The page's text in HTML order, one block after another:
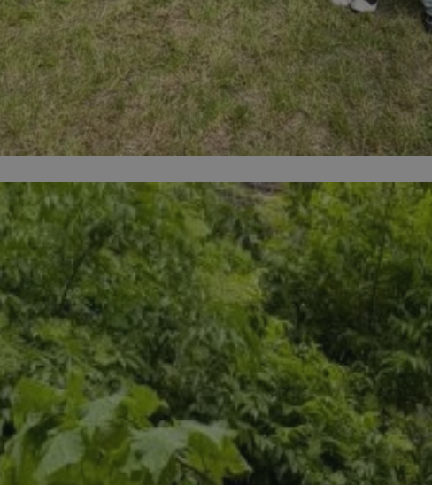
pliki cookie umożliwiają korzystanie z podstawowych funkcji strony internetowej,
kontem. Bez niezbędnych plików cookie nie można prawidłowo korzystać ze strony
Provider / Domena
Okres
przechowywania
Opis
siemianowice.net.pl 1 rok
Ten plik cookie
siemianowice.net.pl 1 rok
Ten plik cookie
siemianowice.net.pl 1 rok
Ten plik cookie
NGINX Inc.
bh.contextweb.com
Sesja
Rejestruje, który
gościa. Jest to
równoważenia
doświadczenia
.rfihub.com Sesja
Ten plik cookie jest
zgody użytkownika w
śledzenia.
zdecydował się na
Cloudflare Inc.
.temu.com
29 minut 58
sekund
Ten plik cookie
botów. Jest to
ponieważ
na temat
Simplifi Holdings
Inc.
.simpli.fi
1 rok
Do przechowywania
sesji.
CookieScript
siemianowice.net.pl
4 tygodnie 2 dni
Ten plik cookie jest
Script.com do
dotyczących zgody
Jest to konieczne,
Script.com działał
Google Privacy Policy